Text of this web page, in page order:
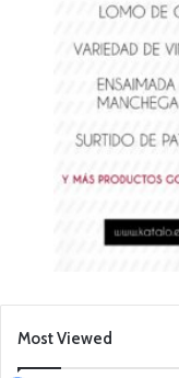
Most Viewed